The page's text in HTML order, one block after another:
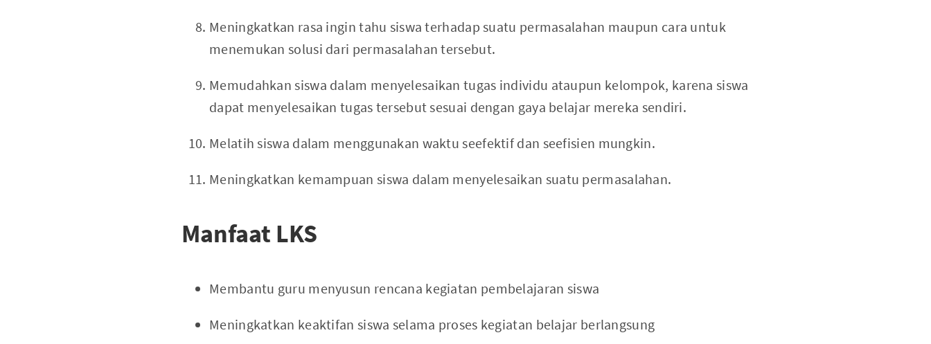
Meningkatkan rasa ingin tahu siswa terhadap suatu permasalahan maupun cara untuk
menemukan solusi dari permasalahan tersebut.
Memudahkan siswa dalam menyelesaikan tugas individu ataupun kelompok, karena siswa
dapat menyelesaikan tugas tersebut sesuai dengan gaya belajar mereka sendiri.
Melatih siswa dalam menggunakan waktu seefektif dan seefisien mungkin.
Meningkatkan kemampuan siswa dalam menyelesaikan suatu permasalahan.
Manfaat LKS
Membantu guru menyusun rencana kegiatan pembelajaran siswa
Meningkatkan keaktifan siswa selama proses kegiatan belajar berlangsung